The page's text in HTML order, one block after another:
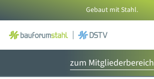
Inhalt
springen
Gebaut mit Stahl.
zum Mitgliederbereich